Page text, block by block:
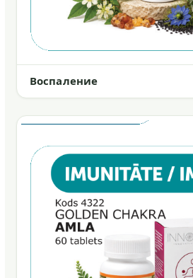
Воспаление